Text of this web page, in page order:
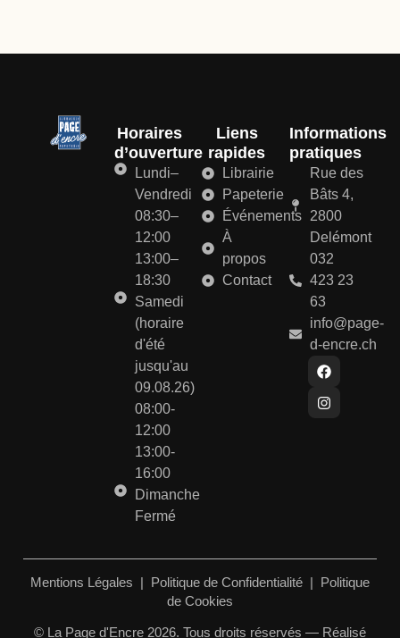
Horaires
d’ouverture
Lundi–
Vendredi
08:30–
12:00
13:00–
18:30
Samedi
(horaire
d'été
jusqu'au
09.08.26)
08:00-
12:00
13:00-
16:00
Dimanche
Fermé
Liens
rapides
Librairie
Papeterie
Événements
À
propos
Contact
Informations
pratiques
Rue des
Bâts 4,
2800
Delémont
032
423 23
63
info@page-
d-encre.ch
Mentions Légales | Politique de Confidentialité | Politique
de Cookies
© La Page d'Encre 2026. Tous droits réservés — Réalisé